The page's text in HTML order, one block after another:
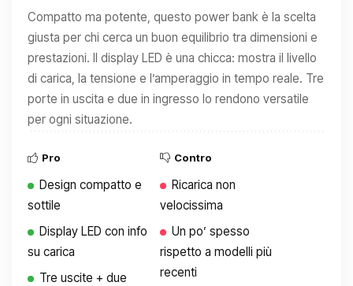
Compatto ma potente, questo power bank è la scelta
giusta per chi cerca un buon equilibrio tra dimensioni e
prestazioni. Il display LED è una chicca: mostra il livello
di carica, la tensione e l’amperaggio in tempo reale. Tre
porte in uscita e due in ingresso lo rendono versatile
per ogni situazione.
Pro
Design compatto e
sottile
Display LED con info
su carica
Tre uscite + due
Contro
Ricarica non
velocissima
Un po’ spesso
rispetto a modelli più
recenti